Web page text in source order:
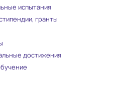
испытания
гранты
достижения